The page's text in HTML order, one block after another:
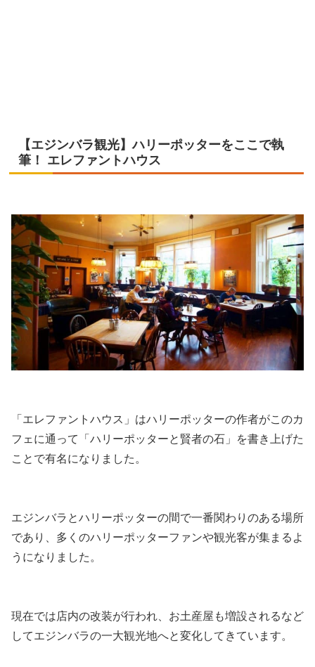
【エジンバラ観光】ハリーポッターをここで執
筆！ エレファントハウス
「エレファントハウス」はハリーポッターの作者がこのカ
フェに通って「ハリーポッターと賢者の石」を書き上げた
ことで有名になりました。
エジンバラとハリーポッターの間で一番関わりのある場所
であり、多くのハリーポッターファンや観光客が集まるよ
うになりました。
現在では店内の改装が行われ、お土産屋も増設されるなど
してエジンバラの一大観光地へと変化してきています。